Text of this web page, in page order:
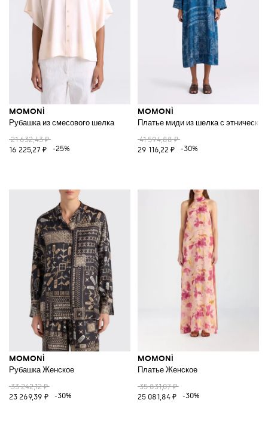
MOMONÌ
Рубашка из смесового шелка
21 632,43 ₽
16 225,27 ₽
-25%
MOMONÌ
Платье миди из шелка с
41 594,88 ₽
29 116,22 ₽
-30%
MOMONÌ
Рубашка Женское
33 242,12 ₽
23 269,39 ₽
-30%
MOMONÌ
Платье Женское
35 831,07 ₽
25 081,84 ₽
-30%